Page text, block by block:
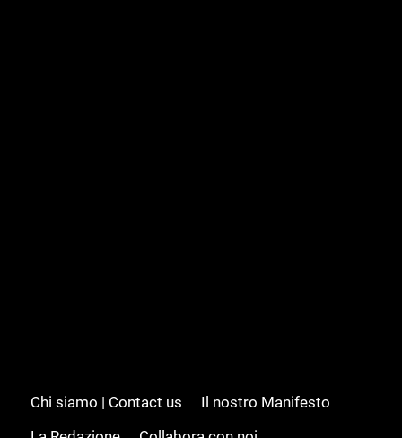
Chi siamo | Contact us
Il nostro Manifesto